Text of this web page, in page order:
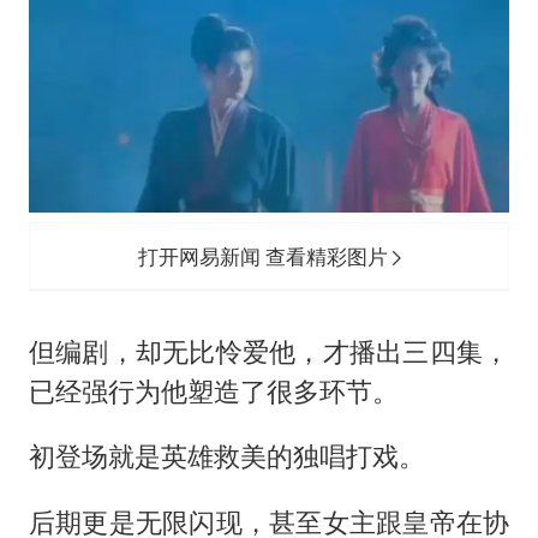
打开网易新闻 查看精彩图片
但编剧，却无比怜爱他，才播出三四集，
已经强行为他塑造了很多环节。
初登场就是英雄救美的独唱打戏。
后期更是无限闪现，甚至女主跟皇帝在协